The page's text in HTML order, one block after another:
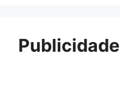
Publicidade